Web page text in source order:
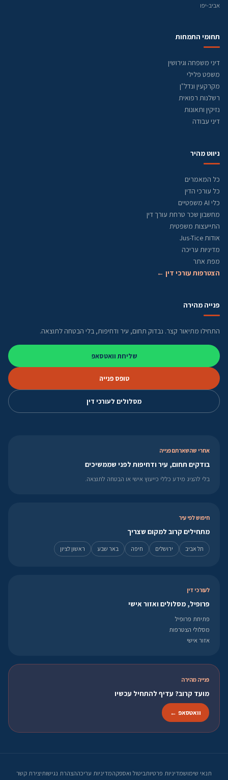
אביב-יפו
תחומי התמחות
דיני משפחה וגירושין
משפט פלילי
מקרקעין ונדל"ן
רשלנות רפואית
נזיקין ותאונות
דיני עבודה
ניווט מהיר
כל המאמרים
כל עורכי הדין
כלי AI משפטיים
מחשבון שכר טרחת עורך דין
התייעצות משפטית
אודות Jus-Tice
מדיניות עריכה
מפת אתר
הצטרפות עורכי דין ←
פנייה מהירה
התחילו מתיאור קצר. נבדוק תחום, עיר ודחיפות, בלי הבטחה לתוצאה.
שליחת וואטסאפ
טופס פנייה
מסלולים לעורכי דין
אחרי שהשארתם פנייה
בודקים תחום, עיר ודחיפות לפני שממשיכים
בלי להציג מידע כללי כייעוץ אישי או הבטחה לתוצאה.
חיפוש לפי עיר
מתחילים קרוב למקום שצריך
תל אביב ירושלים חיפה באר שבע ראשון לציון
לעורכי דין
פרופיל, מסלולים ואזור אישי
פתיחת פרופיל
מסלולי הצטרפות
אזור אישי
פנייה מהירה
מועד קרוב? עדיף להתחיל עכשיו
וואטסאפ ←
תנאי שימושמדיניות פרטיותביטול ואספקהמדיניות עריכההצהרת נגישותיצירת קשר